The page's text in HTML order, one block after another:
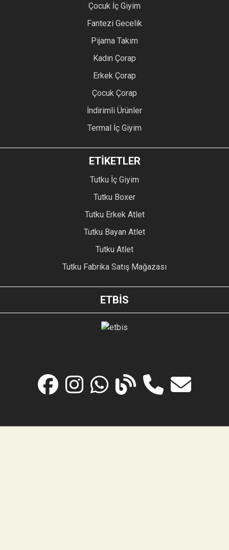
Çocuk İç Giyim
Fantezi Gecelik
Pijama Takım
Kadın Çorap
Erkek Çorap
Çocuk Çorap
İndirimli Ürünler
Termal İç Giyim
ETİKETLER
Tutku İç Giyim
Tutku Boxer
Tutku Erkek Atlet
Tutku Bayan Atlet
Tutku Atlet
Tutku Fabrika Satış Mağazası
ETBİS